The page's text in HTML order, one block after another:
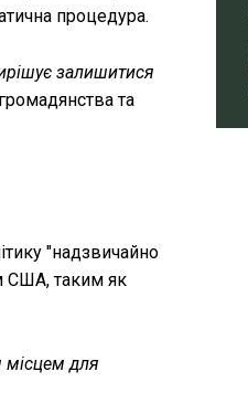
процедура.
залишитися
та
"надзвичайно
США, таким як
місцем для